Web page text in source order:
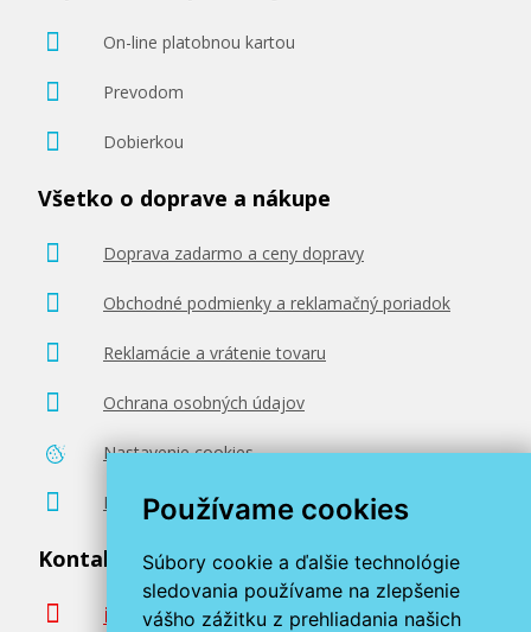
Používame cookies
Súbory cookie a ďalšie technológie
sledovania používame na zlepšenie
vášho zážitku z prehliadania našich
On-line platobnou kartou
Prevodom
Dobierkou
Všetko o doprave a nákupe
Doprava zadarmo a ceny dopravy
Obchodné podmienky a reklamačný poriadok
Reklamácie a vrátenie tovaru
Ochrana osobných údajov
Nastavenie cookies
Poradenstvo zadarmo
Kontaktujte nás
info@miroluk.sk